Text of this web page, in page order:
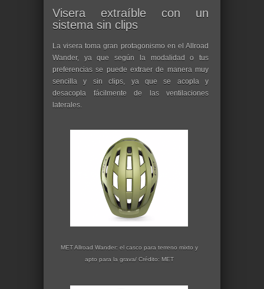
Visera extraíble con un
sistema sin clips
La visera toma gran protagonismo en el Allroad
Wander, ya que según la modalidad o tus
preferencias se puede extraer de manera muy
sencilla y sin clips, ya que se acopla y
desacopla fácilmente de las ventilaciones
laterales.
MET Allroad Wander: el casco para terreno mixto y
apto para la grava/ Crédito: MET